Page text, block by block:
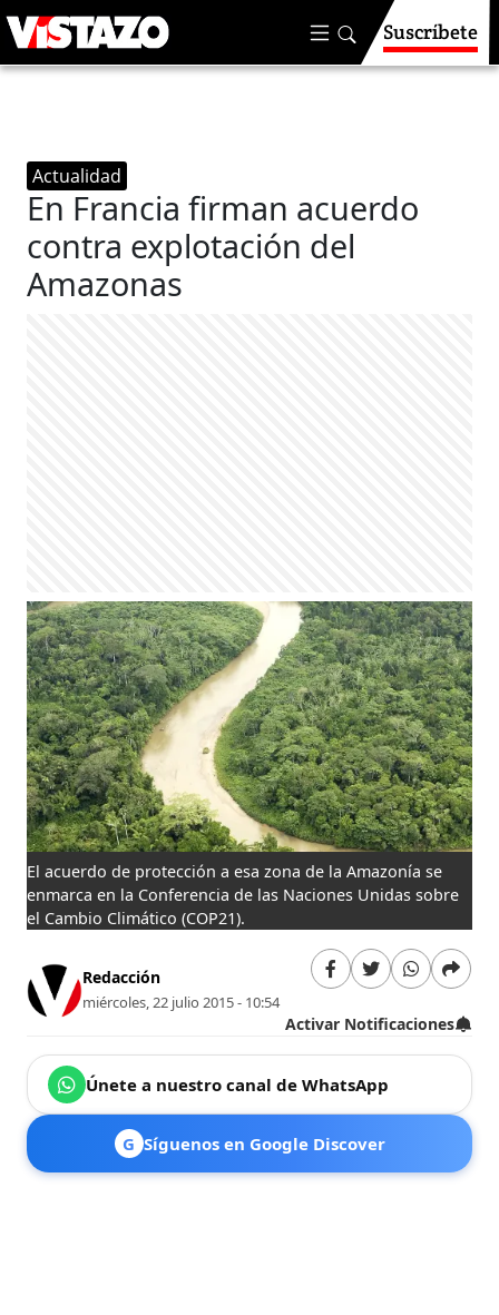
Suscríbete
Actualidad
En Francia firman acuerdo
contra explotación del
Amazonas
El acuerdo de protección a esa zona de la Amazonía se
enmarca en la Conferencia de las Naciones Unidas sobre
el Cambio Climático (COP21).
Redacción
miércoles, 22 julio 2015 - 10:54
Activar Notificaciones
Únete a nuestro canal de WhatsApp
G Síguenos en Google Discover